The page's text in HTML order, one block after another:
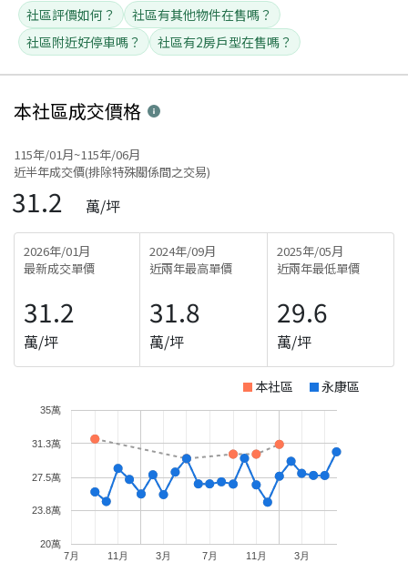
社區評價如何？
社區有其他物件在售嗎？
社區附近好停車嗎？
社區有2房戶型在售嗎？
本社區成交價格
115年/01月~115年/06月
近半年成交價(排除特殊關係間之交易)
31.2 萬/坪
2026年/01月
最新成交單價
31.2
萬/坪
2024年/09月
近兩年最高單價
31.8
萬/坪
2025年/05月
近兩年最低單價
29.6
萬/坪
本社區 永康區
7月 11月 3月 7月 11月 3月
20萬
23.8萬
27.5萬
31.3萬
35萬